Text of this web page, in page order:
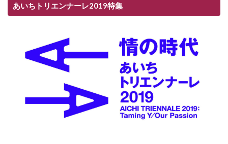
あいちトリエンナーレ2019特集